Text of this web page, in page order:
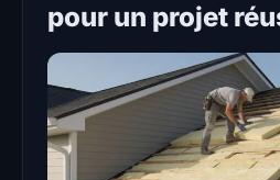
pour un projet